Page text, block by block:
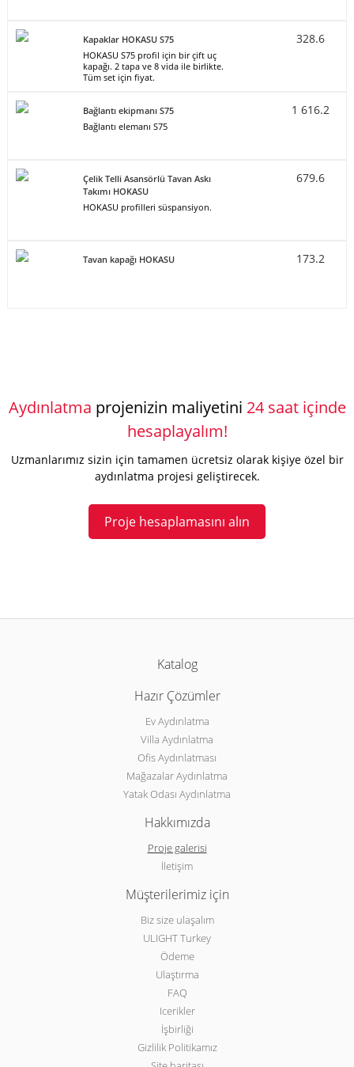
Kapaklar HOKASU S75
HOKASU S75 profil için bir çift uç
kapağı. 2 tapa ve 8 vida ile birlikte.
Tüm set için fiyat.
328.6
Bağlantı ekipmanı S75
Bağlantı elemanı S75
1 616.2
Çelik Telli Asansörlü Tavan Askı
Takımı HOKASU
HOKASU profilleri süspansiyon.
679.6
Tavan kapağı HOKASU 173.2
Aydınlatma projenizin maliyetini 24 saat içinde
hesaplayalım!
Uzmanlarımız sizin için tamamen ücretsiz olarak kişiye özel bir
aydınlatma projesi geliştirecek.
Proje hesaplamasını alın
Katalog
Hazır Çözümler
Ev Aydınlatma
Villa Aydınlatma
Ofis Aydınlatması
Mağazalar Aydınlatma
Yatak Odası Aydınlatma
Hakkımızda
Proje galerisi
İletişim
Müşterilerimiz için
Biz size ulaşalım
ULIGHT Turkey
Ödeme
Ulaştırma
FAQ
Icerikler
İşbirliği
Gizlilik Politikamız